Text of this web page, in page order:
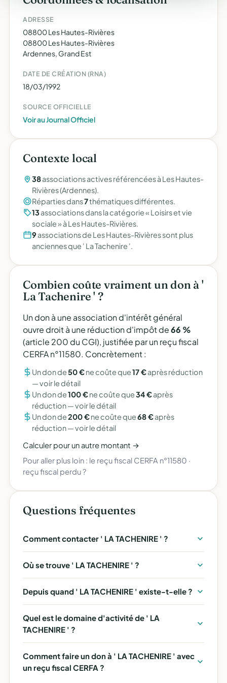
ADRESSE
08800 Les Hautes-Rivières
08800 Les Hautes-Rivières
Ardennes, Grand Est
DATE DE CRÉATION (RNA)
18/03/1992
SOURCE OFFICIELLE
Voir au Journal Officiel
Contexte local
38associations actives référencées à Les Hautes-
Rivières (Ardennes).
Réparties dans7thématiques différentes.
13associations dans la catégorie « Loisirs et vie
sociale » à Les Hautes-Rivières.
9 associations de Les Hautes-Rivières sont plus
anciennes que ' La Tachenire '.
Combien coûte vraiment un don à '
La Tachenire ' ?
Un don à une association d'intérêt général
ouvre droit à une réduction d'impôt de66 %
(article 200 du CGI), justifiée par un reçu fiscal
CERFA n°11580. Concrètement :
Un don de50 €ne coûte que17 €après réduction
—voir le détail
Un don de100 €ne coûte que34 €après
réduction —voir le détail
Un don de200 €ne coûte que68 €après
réduction —voir le détail
Calculer pour un autre montant →
Pour aller plus loin : le reçu fiscal CERFA n°11580 ·
reçu fiscal perdu ?
Questions fréquentes
Comment contacter ' LA TACHENIRE ' ?
Où se trouve ' LA TACHENIRE ' ?
Depuis quand ' LA TACHENIRE ' existe-t-elle ?
Quel est le domaine d'activité de ' LA
TACHENIRE ' ?
Comment faire un don à ' LA TACHENIRE ' avec
un reçu fiscal CERFA ?